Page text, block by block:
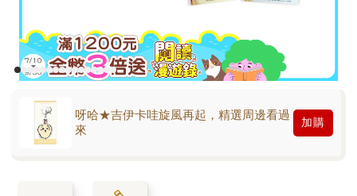
呀哈★吉伊卡哇旋風再起，精選周邊看過
來
加購